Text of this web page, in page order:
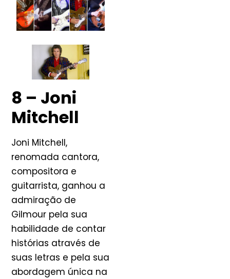
8 – Joni
Mitchell
Joni Mitchell,
renomada cantora,
compositora e
guitarrista, ganhou a
admiração de
Gilmour pela sua
habilidade de contar
histórias através de
suas letras e pela sua
abordagem única na